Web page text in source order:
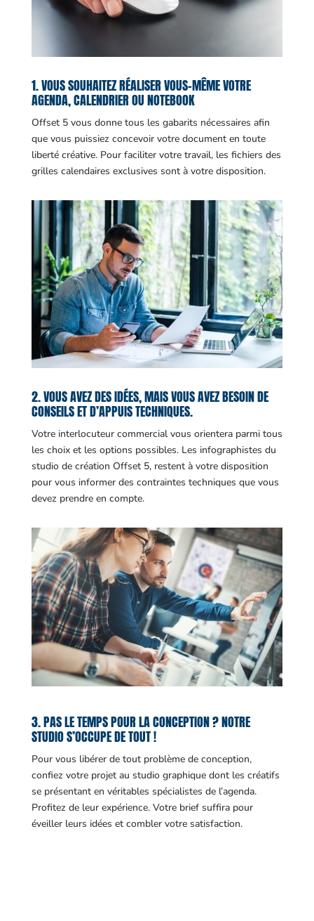
1. VOUS SOUHAITEZ RÉALISER VOUS-MÊME VOTRE
AGENDA, CALENDRIER OU NOTEBOOK
Offset 5 vous donne tous les gabarits nécessaires afin
que vous puissiez concevoir votre document en toute
liberté créative. Pour faciliter votre travail, les fichiers des
grilles calendaires exclusives sont à votre disposition.
2. VOUS AVEZ DES IDÉES, MAIS VOUS AVEZ BESOIN DE
CONSEILS ET D’APPUIS TECHNIQUES.
Votre interlocuteur commercial vous orientera parmi tous
les choix et les options possibles. Les infographistes du
studio de création Offset 5, restent à votre disposition
pour vous informer des contraintes techniques que vous
devez prendre en compte.
3. PAS LE TEMPS POUR LA CONCEPTION ? NOTRE
STUDIO S’OCCUPE DE TOUT !
Pour vous libérer de tout problème de conception,
confiez votre projet au studio graphique dont les créatifs
se présentant en véritables spécialistes de l’agenda.
Profitez de leur expérience. Votre brief suffira pour
éveiller leurs idées et combler votre satisfaction.